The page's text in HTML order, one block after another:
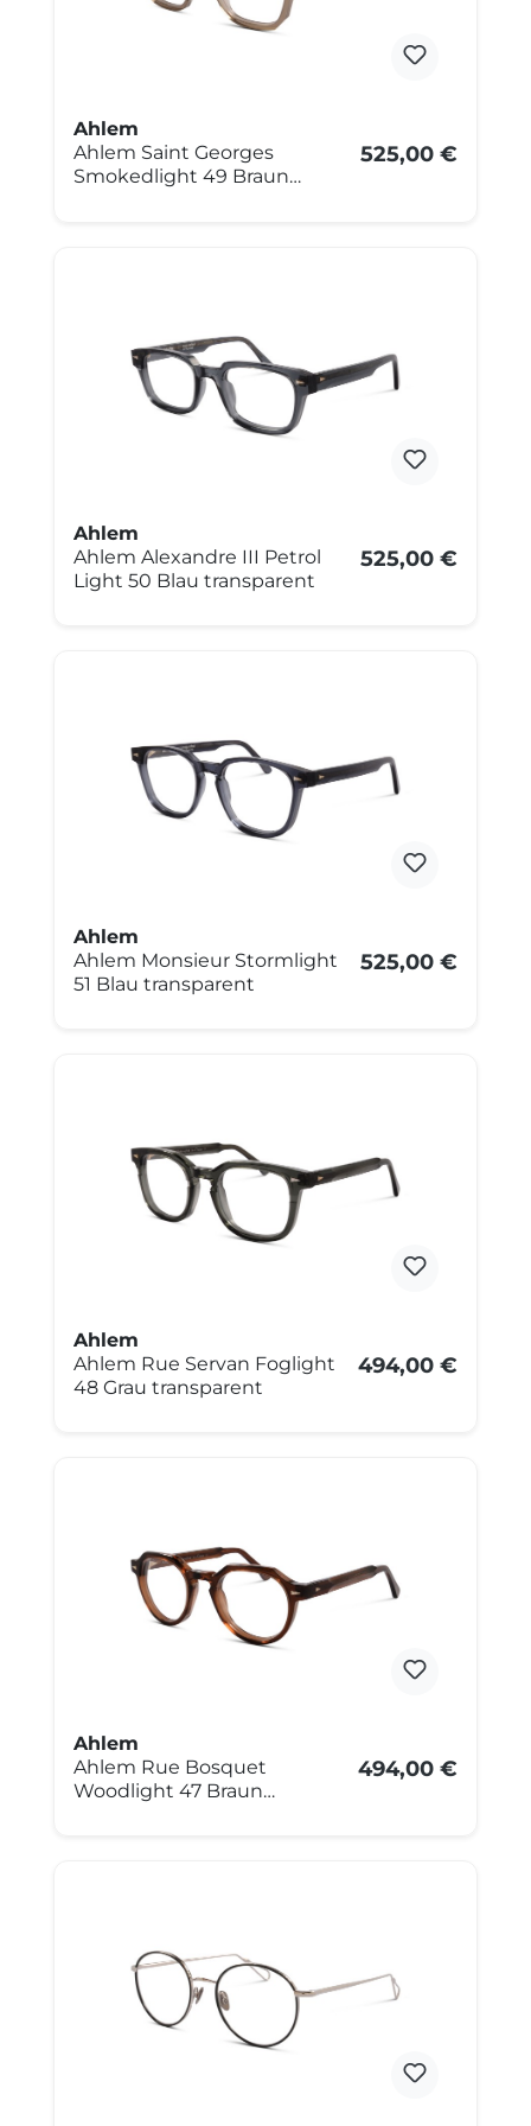
Ahlem
Ahlem Saint Georges
Smokedlight 49 Braun
525,00 €
Ahlem
Ahlem Alexandre III Petrol
Light 50 Blau transparent
525,00 €
Ahlem
Ahlem Monsieur Stormlight
51 Blau transparent
525,00 €
Ahlem
Ahlem Rue Servan Foglight
48 Grau transparent
494,00 €
Ahlem
Ahlem Rue Bosquet
Woodlight 47 Braun
494,00 €